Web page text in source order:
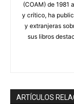
(COAM) de 1981
y crítico, ha
y extranjeras
sus libros
ARTÍCULOS